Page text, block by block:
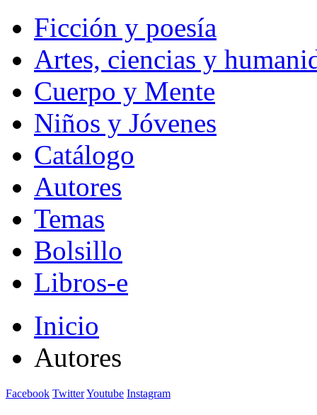
Ficción y poesía
Artes, ciencias y
Cuerpo y Mente
Niños y Jóvenes
Catálogo
Autores
Temas
Bolsillo
Libros-e
Inicio
Autores
Facebook TwitterYoutube Instagram